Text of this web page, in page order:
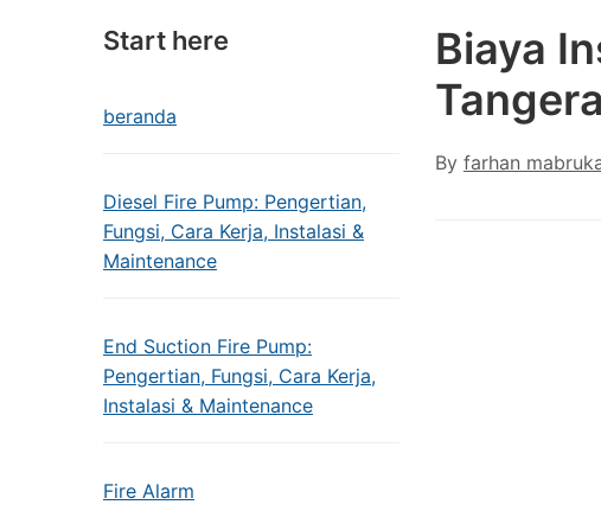
Start here
beranda
Diesel Fire Pump: Pengertian,
Fungsi, Cara Kerja, Instalasi &
Maintenance
End Suction Fire Pump:
Pengertian, Fungsi, Cara Kerja,
Instalasi & Maintenance
Fire Alarm
Biaya
By farhan